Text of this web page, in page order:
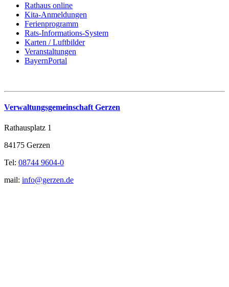
Rathaus online
Kita-Anmeldungen
Ferienprogramm
Rats-Informations-System
Karten / Luftbilder
Veranstaltungen
BayernPortal
Verwaltungsgemeinschaft Gerzen
Rathausplatz 1
84175 Gerzen
Tel: 08744 9604-0
mail: info@gerzen.de